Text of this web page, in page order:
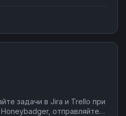
заявок без потерь
задачи в Jira и Trello при
отправляйте